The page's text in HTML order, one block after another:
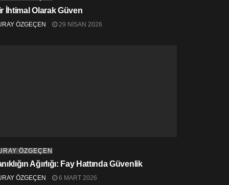
İhtimal Olarak Güven
ÖZGEÇEN 29 NISAN 2026
ÖZGEÇEN
Ağırlığı: Fay Hattında Güvenlik
ÖZGEÇEN 6 MART 2026